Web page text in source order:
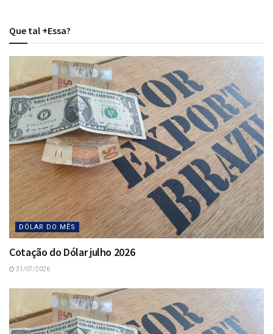
Que tal +Essa?
DÓLAR DO MÊS
Cotação do Dólar julho 2026
31/07/2026